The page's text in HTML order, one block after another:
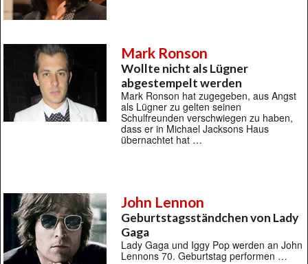
Mark Ronson
Wollte nicht als Lügner
abgestempelt werden
Mark Ronson hat zugegeben, aus Angst
als Lügner zu gelten seinen
Schulfreunden verschwiegen zu haben,
dass er in Michael Jacksons Haus
übernachtet hat …
John Lennon
Geburtstagsständchen von Lady
Gaga
Lady Gaga und Iggy Pop werden an John
Lennons 70. Geburtstag performen …